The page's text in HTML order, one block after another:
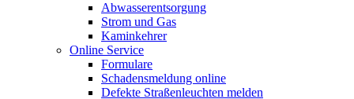
Abwasserentsorgung
Strom und Gas
Kaminkehrer
Online Service
Formulare
Schadensmeldung online
Defekte Straßenleuchten melden